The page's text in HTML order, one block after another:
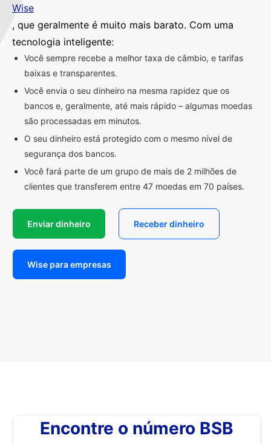
Wise
, que geralmente é muito mais barato. Com uma
tecnologia inteligente:
Você sempre recebe a melhor taxa de câmbio, e tarifas
baixas e transparentes.
Você envia o seu dinheiro na mesma rapidez que os
bancos e, geralmente, até mais rápido – algumas moedas
são processadas em minutos.
O seu dinheiro está protegido com o mesmo nível de
segurança dos bancos.
Você fará parte de um grupo de mais de 2 milhões de
clientes que transferem entre 47 moedas em 70 países.
Enviar dinheiro Receber dinheiro
Wise para empresas
Encontre o número BSB